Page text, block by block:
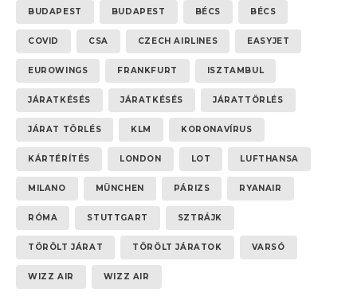
BUDAPEST BUDAPEST BÉCS BÉCS
COVID CSA CZECH AIRLINES EASYJET
EUROWINGS FRANKFURT ISZTAMBUL
JÁRATKÉSÉS JÁRATKÉSÉS JÁRATTÖRLÉS
JÁRAT TÖRLÉS KLM KORONAVÍRUS
KÁRTÉRÍTÉS LONDON LOT LUFTHANSA
MILANO MÜNCHEN PÁRIZS RYANAIR
RÓMA STUTTGART SZTRÁJK
TÖRÖLT JÁRAT TÖRÖLT JÁRATOK VARSÓ
WIZZ AIR WIZZ AIR